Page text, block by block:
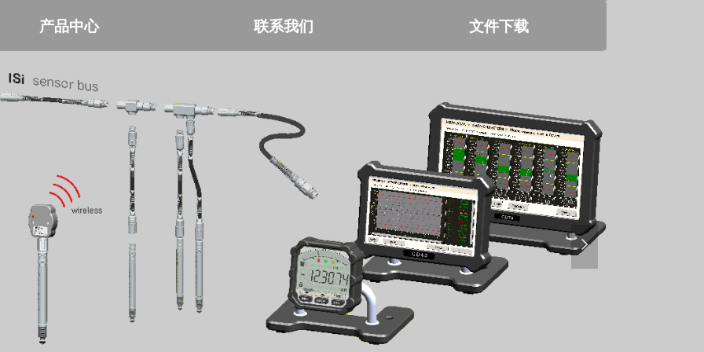
产品中心 联系我们 文件下载
넲